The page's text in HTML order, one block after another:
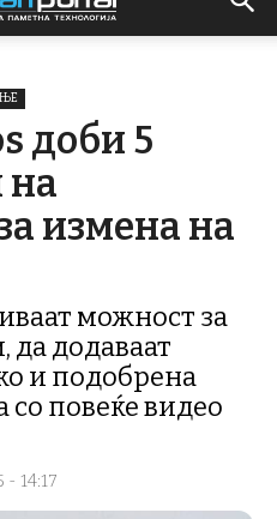
доби 5
на
измена на
можност за
да додаваат
и подобрена
со повеќе видео
- 14:17